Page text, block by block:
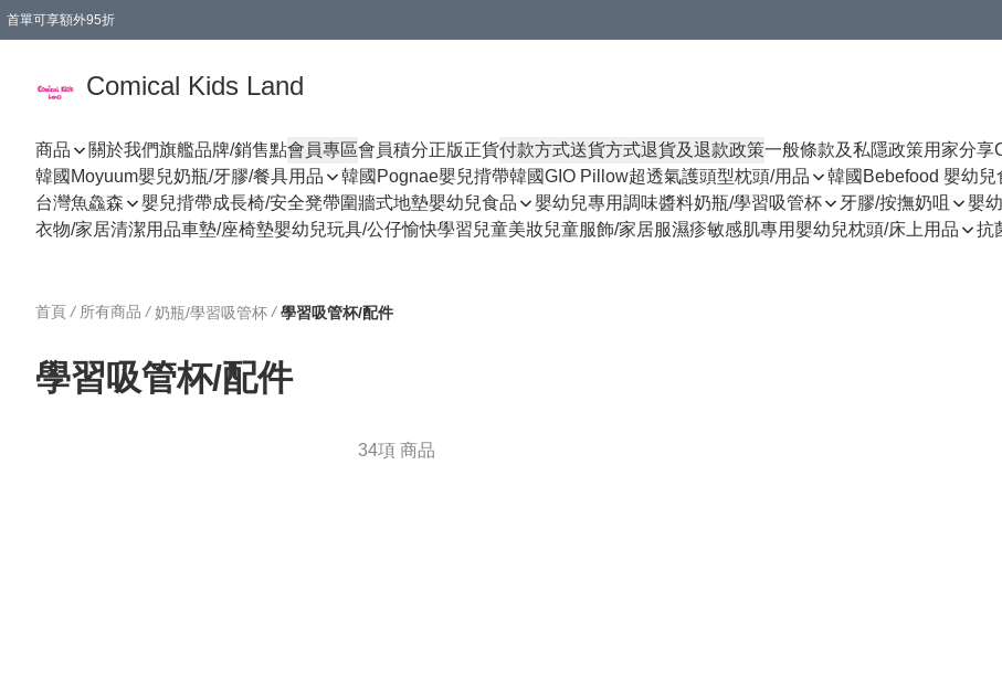
首單可享額外95折
Comical Kids Land
商品 關於我們旗艦品牌/銷售點會員專區會員積分正版正貨付款方式送貨方式退貨及退款政策一般條款及私隱政策用家分享
韓國Moyuum嬰兒奶瓶/牙膠/餐具用品
韓國Pognae嬰兒揹帶韓國GIO Pillow超透氣護頭型枕頭/用品 韓國Bebefood 嬰幼兒
台灣魚鱻森
嬰兒揹帶成長椅/安全凳帶圍牆式地墊嬰幼兒食品 嬰幼兒專用調味醬料奶瓶/學習吸管杯 牙膠/按撫奶咀 嬰
衣物/家居清潔用品車墊/座椅墊嬰幼兒玩具/公仔愉快學習兒童美妝兒童服飾/家居服濕疹敏感肌專用嬰幼兒枕頭/床上用品 抗
首頁 / 所有商品 / 奶瓶/學習吸管杯 / 學習吸管杯/配件
學習吸管杯/配件
34項 商品